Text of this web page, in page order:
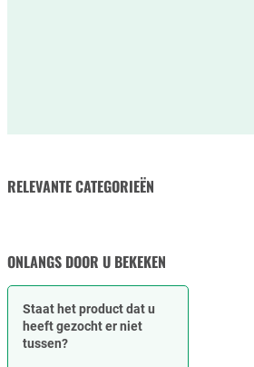
RELEVANTE CATEGORIEËN
ONLANGS DOOR U BEKEKEN
Staat het product dat u
heeft gezocht er niet
tussen?